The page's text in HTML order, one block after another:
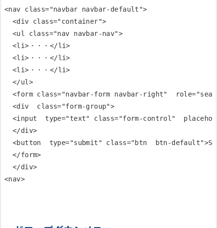
<nav class="navbar navbar-default">
  <div class="container">
  <ul class="nav navbar-nav">
  <li>・・・</li>
  <li>・・・</li>
  <li>・・・</li>
  </ul>
<form class="navbar-form navbar-right"
  <div  class="form-group">
<input  type="text" class="form-control"
  </div>
<button  type="submit" class="btn  btn-
  </form>
  </div>